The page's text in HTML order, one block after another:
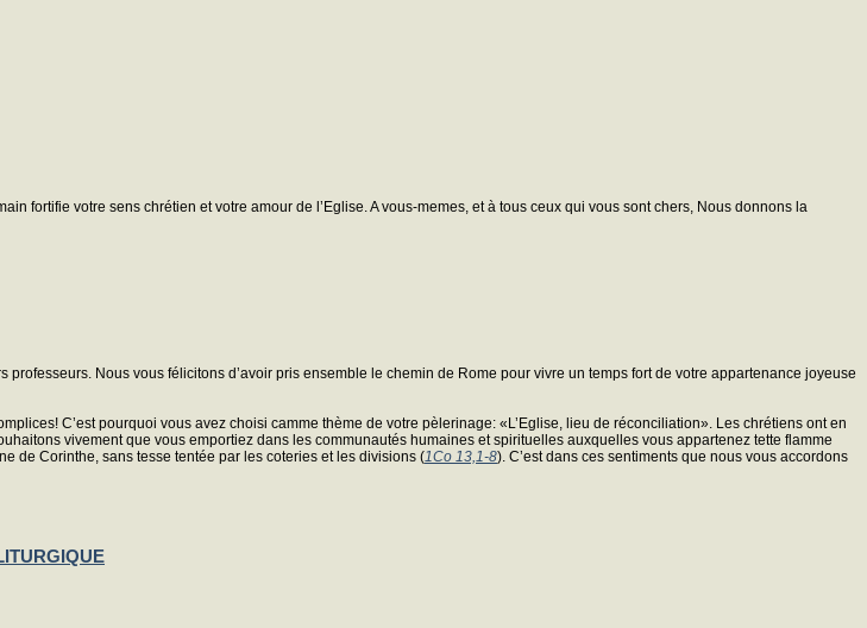
fortifie votre sens chrétien et votre amour de l’Eglise. A vous-memes, et à tous ceux qui vous sont chers, Nous donnons la
Nous vous félicitons d’avoir pris ensemble le chemin de Rome pour vivre un temps fort de votre appartenance joyeuse
C’est pourquoi vous avez choisi camme thème de votre pèlerinage: «L’Eglise, lieu de réconciliation». Les chrétiens ont en
vivement que vous emportiez dans les communautés humaines et spirituelles auxquelles vous appartenez tette flamme
de Corinthe, sans tesse tentée par les coteries et les divisions (1Co 13,1-8). C’est dans ces sentiments que nous vous accordons